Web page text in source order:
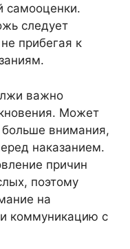
самооценки.
следует
прибегая к
важно
Может
внимания,
наказанием.
причин
поэтому
на
коммуникацию с